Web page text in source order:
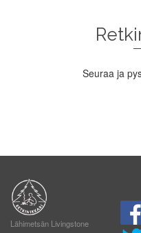
Seuraa ja
Lähimetsän Livingstone